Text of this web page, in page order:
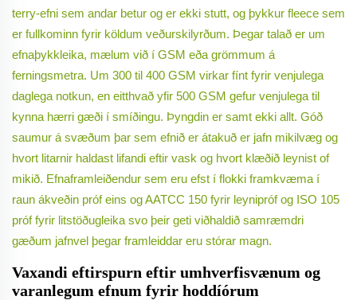
terry-efni sem andar betur og er ekki stutt, og þykkur fleece sem
er fullkominn fyrir köldum veðurskilyrðum. Þegar talað er um
efnaþykkleika, mælum við í GSM eða grömmum á
ferningsmetra. Um 300 til 400 GSM virkar fínt fyrir venjulega
daglega notkun, en eitthvað yfir 500 GSM gefur venjulega til
kynna hærri gæði í smíðingu. Þyngdin er samt ekki allt. Góð
saumur á svæðum þar sem efnið er átakuð er jafn mikilvæg og
hvort litarnir haldast lifandi eftir vask og hvort klæðið leynist of
mikið. Efnaframleiðendur sem eru efst í flokki framkvæma í
raun ákveðin próf eins og AATCC 150 fyrir leynipróf og ISO 105
próf fyrir litstöðugleika svo þeir geti viðhaldið samræmdri
gæðum jafnvel þegar framleiddar eru stórar magn.
Vaxandi eftirspurn eftir umhverfisvænum og
varanlegum efnum fyrir hoddíórum